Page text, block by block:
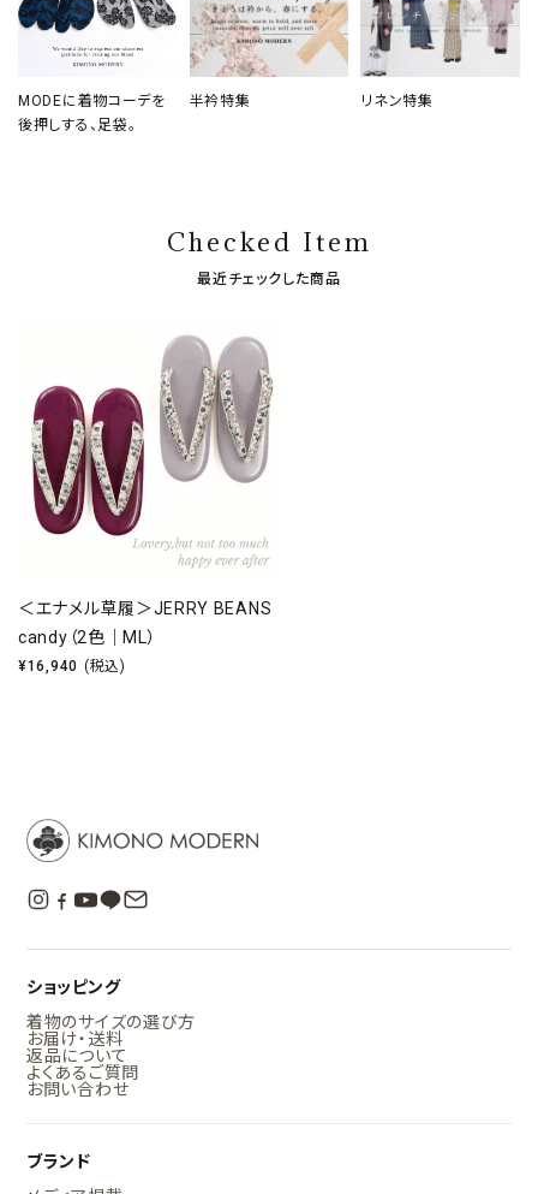
MODEに着物コーデを
後押しする、足袋。
半衿特集 リネン特集
Checked Item
最近チェックした商品
＜エナメル草履＞JERRY BEANS
candy（2色｜ML）
¥16,940 (税込)
ショッピング
着物のサイズの選び方
お届け・送料
返品について
よくあるご質問
お問い合わせ
ブランド